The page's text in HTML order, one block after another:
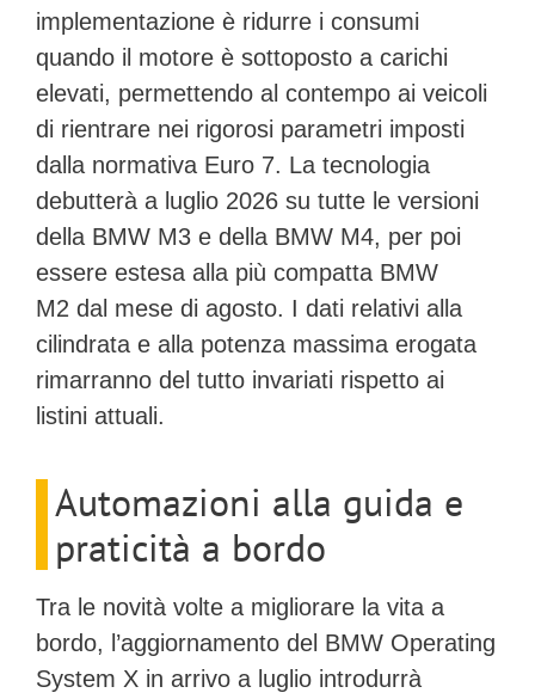
implementazione è ridurre i consumi
quando il motore è sottoposto a carichi
elevati, permettendo al contempo ai veicoli
di rientrare nei rigorosi parametri imposti
dalla normativa Euro 7. La tecnologia
debutterà a luglio 2026 su tutte le versioni
della BMW M3 e della BMW M4, per poi
essere estesa alla più compatta BMW
M2 dal mese di agosto. I dati relativi alla
cilindrata e alla potenza massima erogata
rimarranno del tutto invariati rispetto ai
listini attuali.
Automazioni alla guida e
praticità a bordo
Tra le novità volte a migliorare la vita a
bordo, l’aggiornamento del BMW Operating
System X in arrivo a luglio introdurrà